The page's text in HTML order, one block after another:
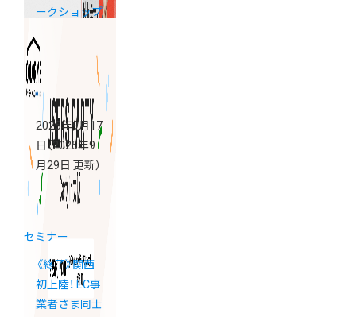
ークショップ
ブートキャン
プ」
2025年9月17
日 （2025年9
月29日 更新）
セミナー
《終了》関西
初上陸！ EC事
業者さま同士